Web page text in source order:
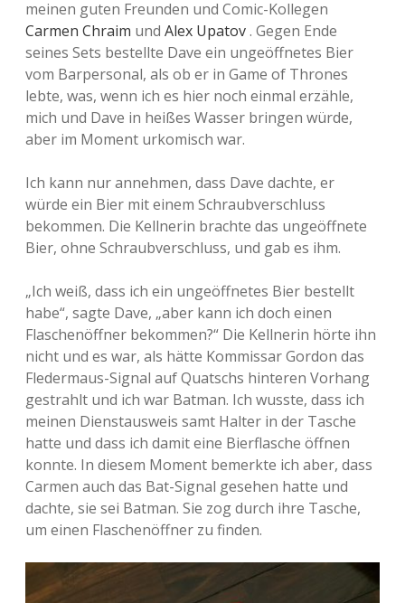
meinen guten Freunden und Comic-Kollegen
Carmen Chraim und Alex Upatov. Gegen Ende
seines Sets bestellte Dave ein ungeöffnetes Bier
vom Barpersonal, als ob er in Game of Thrones
lebte, was, wenn ich es hier noch einmal erzähle,
mich und Dave in heißes Wasser bringen würde,
aber im Moment urkomisch war.
Ich kann nur annehmen, dass Dave dachte, er
würde ein Bier mit einem Schraubverschluss
bekommen. Die Kellnerin brachte das ungeöffnete
Bier, ohne Schraubverschluss, und gab es ihm.
„Ich weiß, dass ich ein ungeöffnetes Bier bestellt
habe“, sagte Dave, „aber kann ich doch einen
Flaschenöffner bekommen?“ Die Kellnerin hörte ihn
nicht und es war, als hätte Kommissar Gordon das
Fledermaus-Signal auf Quatschs hinteren Vorhang
gestrahlt und ich war Batman. Ich wusste, dass ich
meinen Dienstausweis samt Halter in der Tasche
hatte und dass ich damit eine Bierflasche öffnen
konnte. In diesem Moment bemerkte ich aber, dass
Carmen auch das Bat-Signal gesehen hatte und
dachte, sie sei Batman. Sie zog durch ihre Tasche,
um einen Flaschenöffner zu finden.